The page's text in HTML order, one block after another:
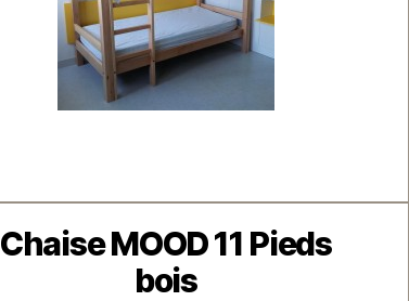
Catégories
Chaise MOOD 11 Pieds
bois